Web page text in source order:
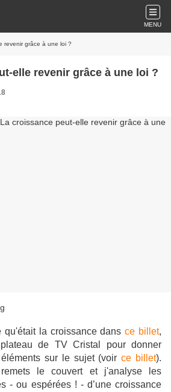
MENU
revenir grâce à une loi ?
elle revenir grâce à une loi ?
qu'était la croissance dansce billet,
de TV Cristal pour donner
sur le sujet (voirce billet).
le couvert et j'analyse les
- ou espérées ! - d’une croissance